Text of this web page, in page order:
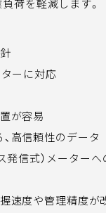
荷を軽減します。
ターに対応
が容易
高信頼性のデータ
発信式）メーター
速度や管理精度が